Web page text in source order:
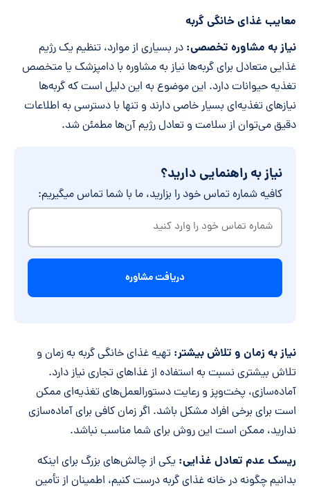
معایب غذای خانگی گربه
نیاز به مشاوره تخصصی: در بسیاری از موارد، تنظیم یک رژیم
غذایی متعادل برای گربه‌ها نیاز به مشاوره با دامپزشک یا متخصص
تغذیه حیوانات دارد. این موضوع به این دلیل است که گربه‌ها
نیازهای تغذیه‌ای بسیار خاصی دارند و تنها با دسترسی به اطلاعات
دقیق می‌توان از سلامت و تعادل رژیم آن‌ها مطمئن شد.
نیاز به راهنمایی دارید؟
کافیه شماره تماس خود را بزارید، ما با شما تماس میگیریم:
شماره
تماس
خود
را
نیاز به زمان و تلاش بیشتر: تهیه غذای خانگی گربه به زمان و
تلاش بیشتری نسبت به استفاده از غذاهای تجاری نیاز دارد.
آماده‌سازی، پخت‌وپز و رعایت دستورالعمل‌های تغذیه‌ای ممکن
است برای برخی افراد مشکل باشد. اگر زمان کافی برای آماده‌سازی
ندارید، ممکن است این روش برای شما مناسب نباشد.
ریسک عدم تعادل غذایی: یکی از چالش‌های بزرگ برای اینکه
بدانیم چگونه در خانه غذای گربه درست کنیم، اطمینان از تأمین